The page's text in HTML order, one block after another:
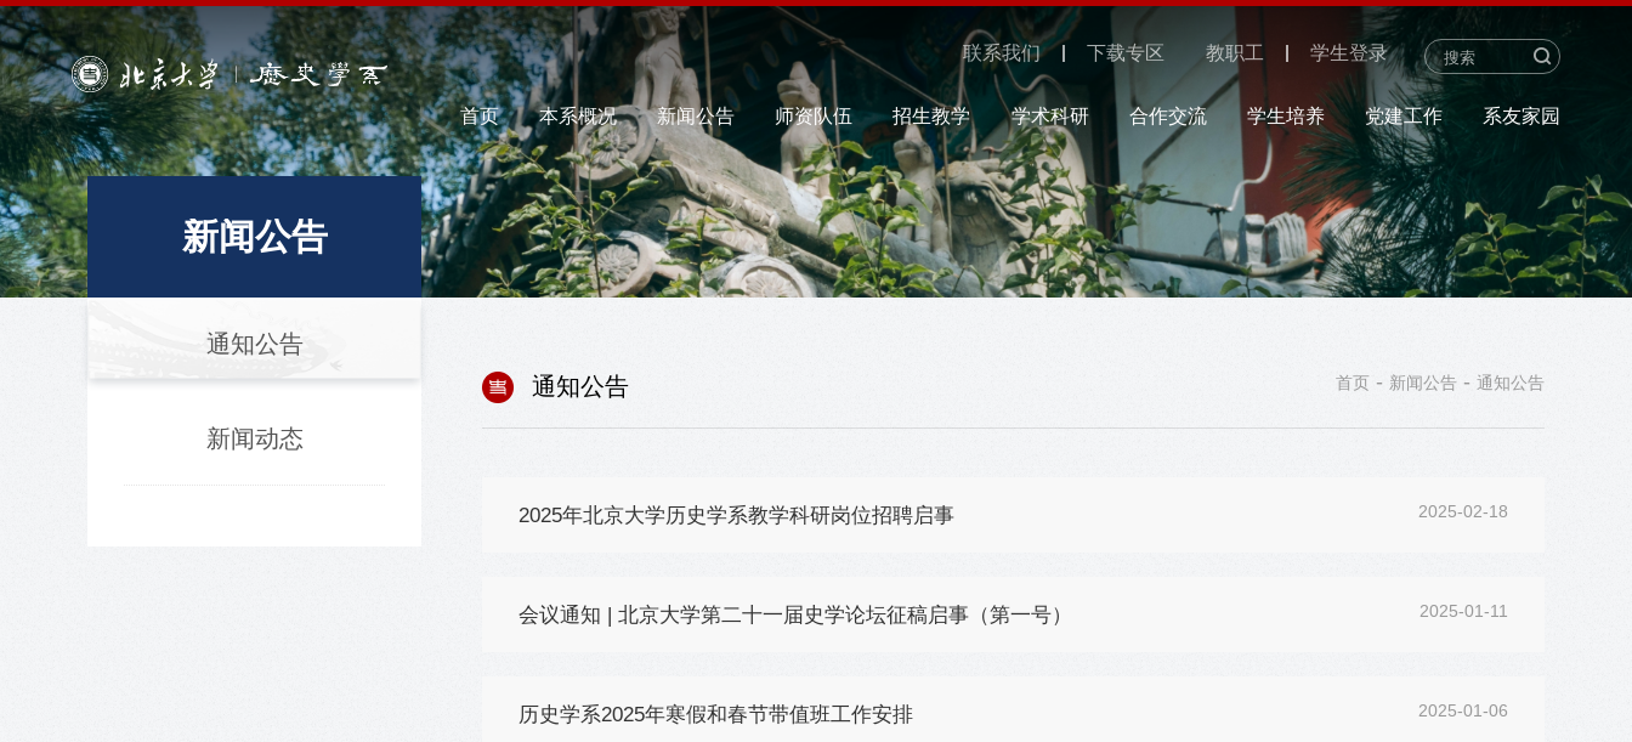
联系我们 下载专区 教职工 学生登录
首页 本系概况 新闻公告 师资队伍 招生教学 学术科研 合作交流 学生培养 党建工作 系友家园
新闻公告
通知公告
新闻动态
通知公告 首页 - 新闻公告 - 通知公告
2025-02-18
2025年北京大学历史学系教学科研岗位招聘启事
2025-01-11
会议通知 | 北京大学第二十一届史学论坛征稿启事（第一号）
2025-01-06
历史学系2025年寒假和春节带值班工作安排